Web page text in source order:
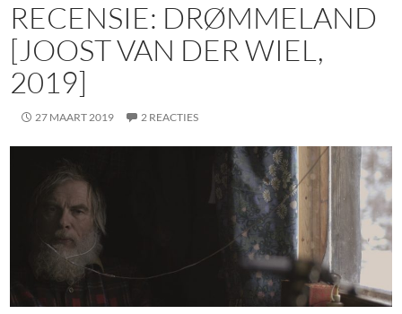
RECENSIE: DRØMMELAND
[JOOST VAN DER WIEL,
2019]
27 MAART 2019 2 REACTIES